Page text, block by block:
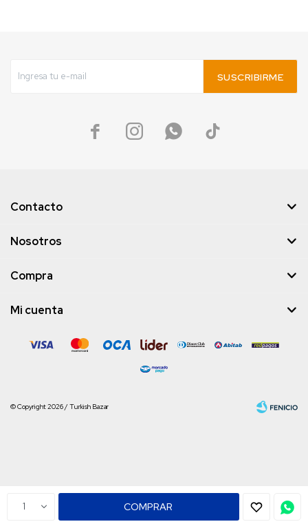
1 COMPRAR
SUSCRIBIRME
   
Contacto
Nosotros
Compra
Mi cuenta
© Copyright 2026 / Turkish Bazar